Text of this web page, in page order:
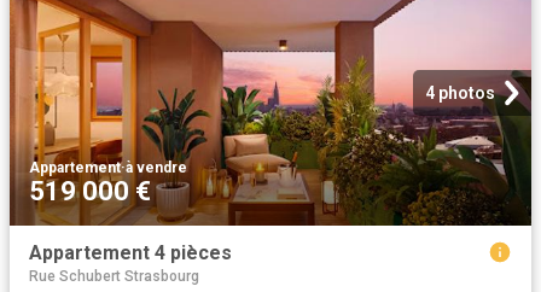
4 photos
Appartement·à vendre
519 000 €
Appartement 4 pièces
Rue Schubert Strasbourg